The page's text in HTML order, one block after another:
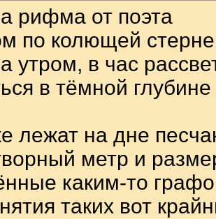
рифма от поэта
по колющей стерне
утром, в час
в тёмной глубине
лежат на дне
метр и
каким-то
таких вот